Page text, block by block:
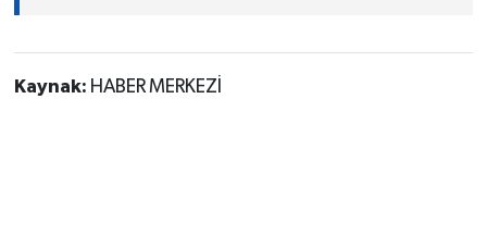
Kaynak: HABER MERKEZİ